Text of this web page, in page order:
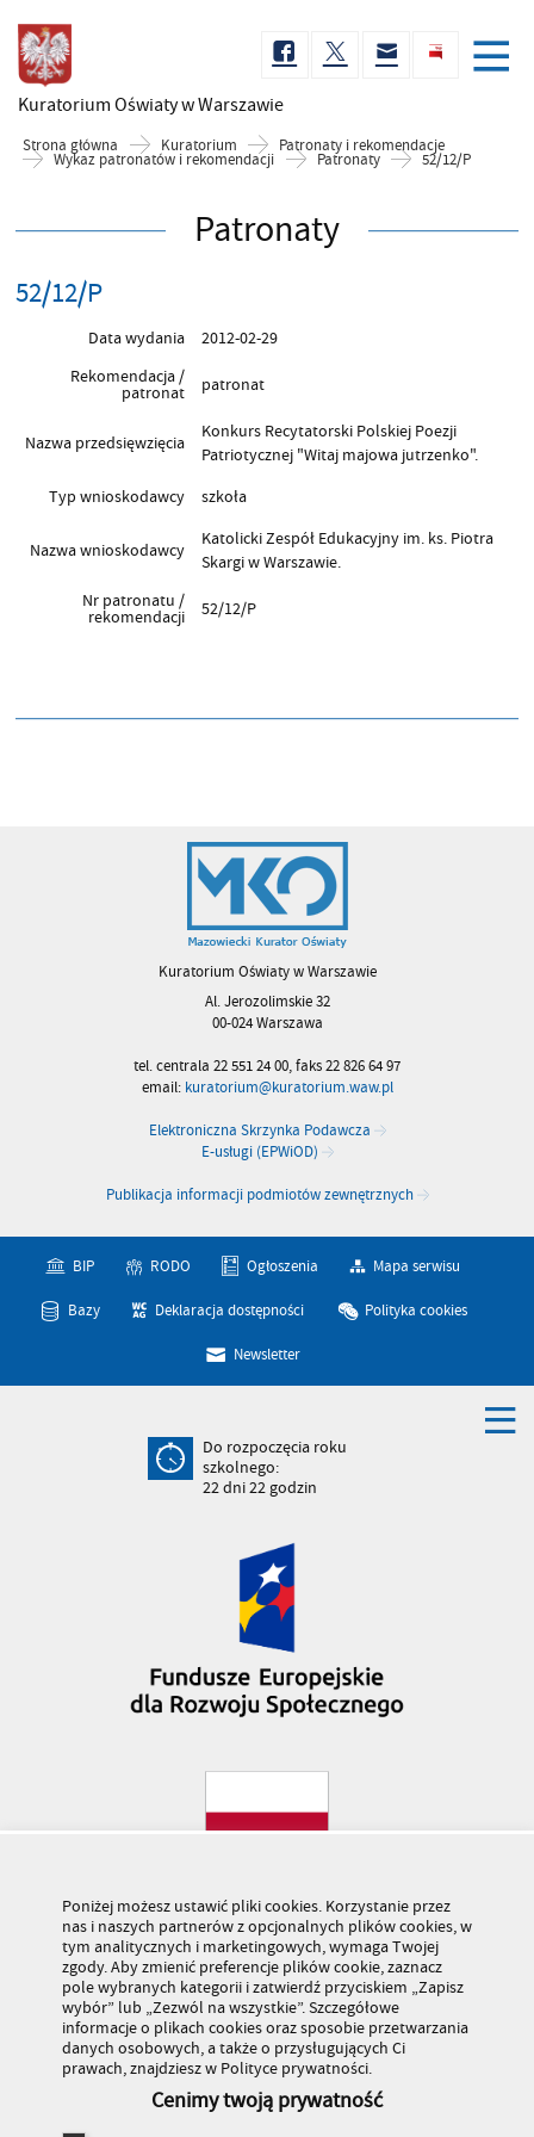
Kuratorium Oświatyw Warszawie
Strona główna Kuratorium Patronaty i rekomendacje
Wykaz patronatów i rekomendacji Patronaty 52/12/P
Patronaty
52/12/P
Data wydania
2012-02-29
Rekomendacja /
patronat patronat
Nazwa przedsięwzięcia
Konkurs Recytatorski Polskiej Poezji
Patriotycznej "Witaj majowa jutrzenko".
Typ wnioskodawcy
szkoła
Nazwa wnioskodawcy
Katolicki Zespół Edukacyjny im. ks. Piotra
Skargi w Warszawie.
Nr patronatu /
rekomendacji 52/12/P
Kuratorium Oświaty w Warszawie
Al. Jerozolimskie 32
00-024 Warszawa
tel. centrala 22 551 24 00, faks 22 826 64 97
email: kuratorium@kuratorium.waw.pl
Elektroniczna Skrzynka Podawcza
E-usługi (EPWiOD)
Publikacja informacji podmiotów zewnętrznych
BIP RODO Ogłoszenia Mapa serwisu
Bazy Deklaracja dostępności Polityka cookies
Newsletter
Do rozpoczęcia roku
szkolnego:
22dni22godzin
Poniżej możesz ustawić pliki cookies. Korzystanie przez
nas i naszych partnerów z opcjonalnych plików cookies, w
tym analitycznych i marketingowych, wymaga Twojej
zgody. Aby zmienić preferencje plików cookie, zaznacz
pole wybranych kategorii i zatwierdź przyciskiem „Zapisz
wybór” lub „Zezwól na wszystkie”. Szczegółowe
informacje o plikach cookies oraz sposobie przetwarzania
danych osobowych, a także o przysługujących Ci
prawach, znajdziesz w Polityce prywatności.
Cenimy twoją prywatność